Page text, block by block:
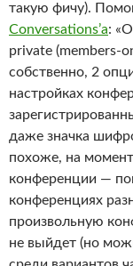
такую фичу).
Conversations’а:
private (members-
собственно, 2
настройках
даже значка
похоже, на
конференции —
конференциях
произвольную
не выйдет (но